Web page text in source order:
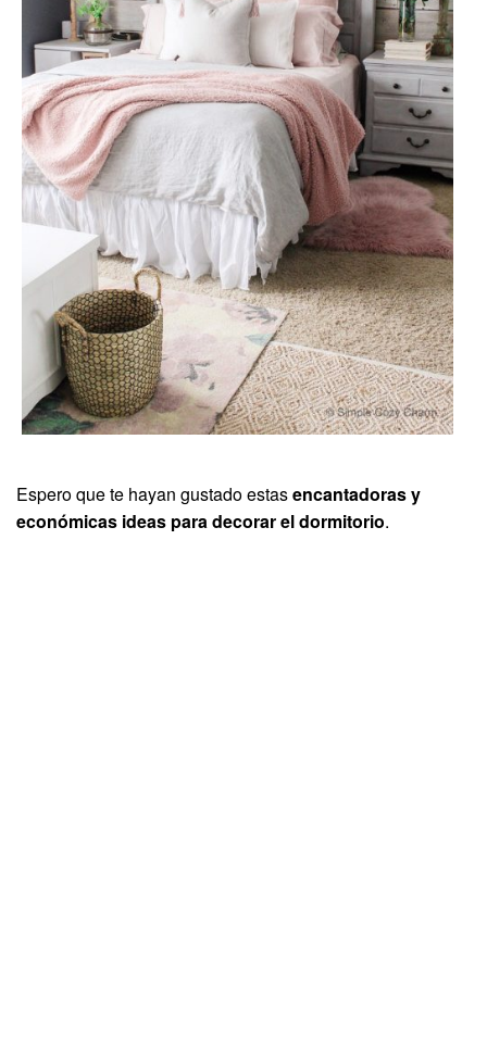
Espero que te hayan gustado estasencantadoras y
económicas ideas para decorar el dormitorio.